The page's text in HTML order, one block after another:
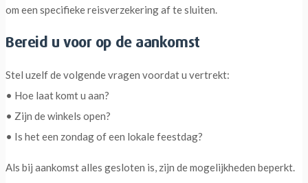
om een specifieke reisverzekering af te sluiten.
Bereid u voor op de aankomst
Stel uzelf de volgende vragen voordat u vertrekt:
• Hoe laat komt u aan?
• Zijn de winkels open?
• Is het een zondag of een lokale feestdag?
Als bij aankomst alles gesloten is, zijn de mogelijkheden beperkt.